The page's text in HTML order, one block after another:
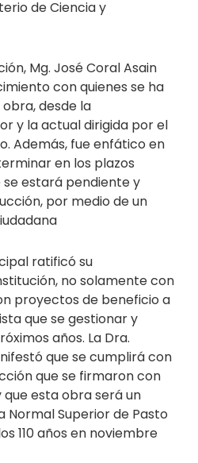
de Ciencia y
Mg. José Coral Asain
con quienes se ha
desde la
y la actual dirigida por el
Además, fue enfático en
en los plazos
se estará pendiente y
por medio de un
ratificó su
no solamente con
proyectos de beneficio a
que se gestionar y
años. La Dra.
que se cumplirá con
que se firmaron con
que esta obra será un
Normal Superior de Pasto
110 años en noviembre